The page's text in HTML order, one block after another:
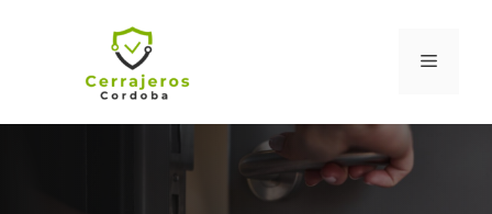
MENÚ